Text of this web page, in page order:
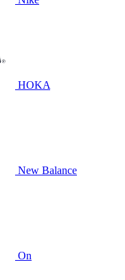
HOKA
New Balance
On